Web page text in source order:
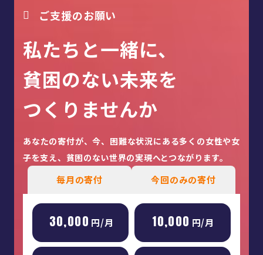
ご支援のお願い
私たちと一緒に、
貧困のない未来を
つくりませんか
あなたの寄付が、今、困難な状況にある多くの女性や女
子を支え、貧困のない世界の実現へとつながります。
毎月の寄付 今回のみの寄付
30,000 円/月 10,000 円/月